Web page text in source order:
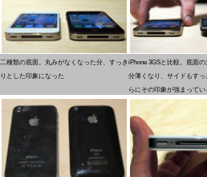
二種類の底面。丸みがなくなった分、すっき
りとした印象になった
iPhone 3GSと比較。底面
分薄くなり、サイドもすっ
らにその印象が強まってい